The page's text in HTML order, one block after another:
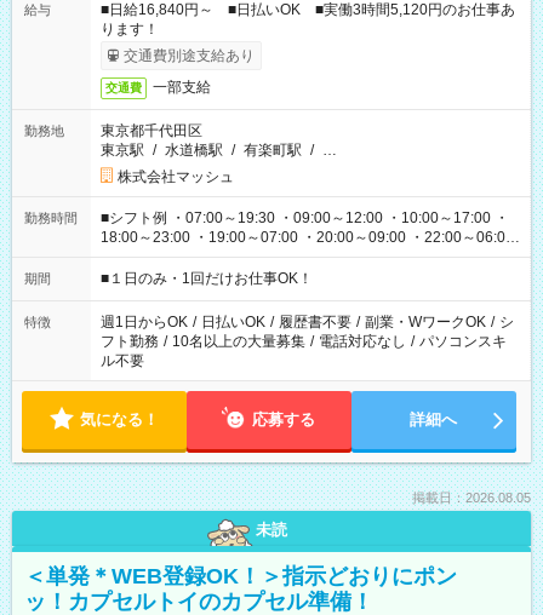
給与
■日給16,840円～ ■日払いOK ■実働3時間5,120円のお仕事あ
ります！
交通費別途支給あり
交通費 一部支給
勤務地
東京都千代田区
東京駅 / 水道橋駅 / 有楽町駅 / …
株式会社マッシュ
勤務時間
■シフト例 ・07:00～19:30 ・09:00～12:00 ・10:00～17:00 ・
18:00～23:00 ・19:00～07:00 ・20:00～09:00 ・22:00～06:00
etc ★最短で3時間で5,120円のお仕事から 15時間で2万円近く稼
げるお仕事も！ ご希望のお時間に合わせてご紹介！ ※シフトは
ください！
期間 ■１日のみ・1回だけお仕事OK！
特徴 週1日からOK / 日払いOK / 履歴書不要 / 副業・WワークOK / シ
フト勤務 / 10名以上の大量募集 / 電話対応なし / パソコンスキ
ル不要
気になる！ 応募する 詳細へ
掲載日：2026.08.05
未読
＜単発＊WEB登録OK！＞指示どおりにポン
ッ！カプセルトイのカプセル準備！